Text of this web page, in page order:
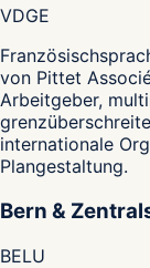
VDGE
von Pittet
Arbeitgeber,
internationale
Plangestaltung.
Bern &
BELU